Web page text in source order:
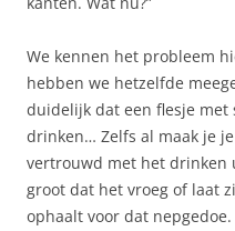
We kennen het probleem
hebben we hetzelfde
duidelijk dat een flesje met
drinken… Zelfs al maak je
vertrouwd met het drinken
groot dat het vroeg of laat
ophaalt voor dat